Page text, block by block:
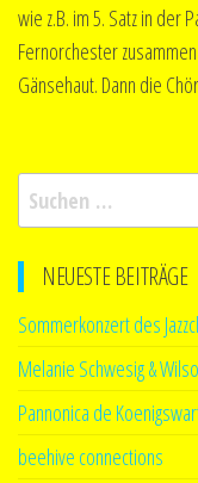
wie z.B. im 5. Satz in der
Fernorchester
Gänsehaut. Dann die
Suchen
nach:
NEUESTE BEITRÄGE
Sommerkonzert des
Melanie Schwesig &
Pannonica de
beehive connections